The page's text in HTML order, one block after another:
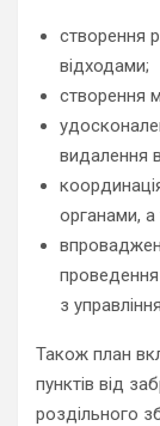
створення
відходами;
створення
видалення
органами, а
проведення
з
Також план
пунктів від
роздільного